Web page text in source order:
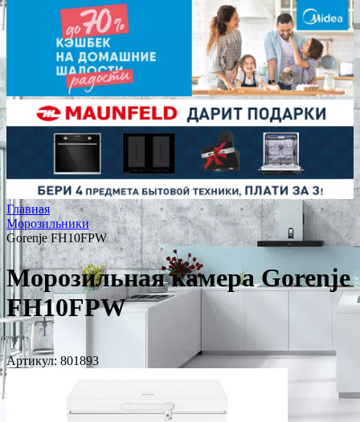
Главная
Морозильники
Gorenje FH10FPW
Морозильная камера Gorenje
FH10FPW
Артикул: 801893